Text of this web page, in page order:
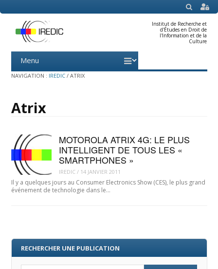
SEARCH
Institut de Recherche et
d'Études en Droit de
l'Information et de la
Culture
Menu
content
NAVIGATION : IREDIC / ATRIX
Atrix
MOTOROLA ATRIX 4G: LE PLUS
INTELLIGENT DE TOUS LES «
SMARTPHONES »
IREDIC/ 14 JANVIER 2011
Il y a quelques jours au Consumer Electronics Show (CES), le plus grand
événement de technologie dans le…
RECHERCHER UNE PUBLICATION